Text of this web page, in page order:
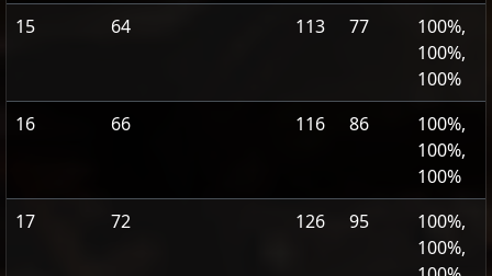
15
64 113 77
100%,
100%,
100%
16
66 116 86
100%,
100%,
100%
17
72 126 95
100%,
100%,